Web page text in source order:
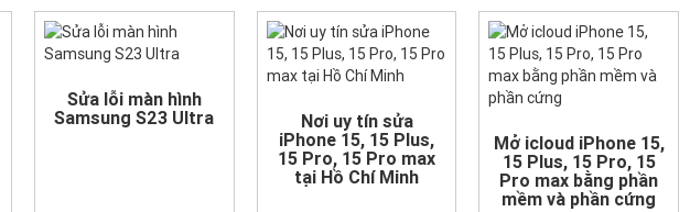
Sửa lỗi màn hình
Samsung S23 Ultra
Nơi uy tín sửa
iPhone 15, 15 Plus,
15 Pro, 15 Pro max
tại Hồ Chí Minh
Mở icloud iPhone 15,
15 Plus, 15 Pro, 15
Pro max bằng phần
mềm và phần cứng